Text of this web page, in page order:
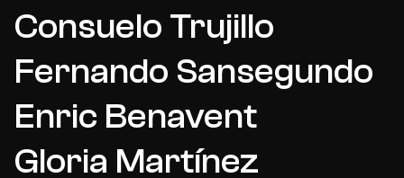
Consuelo Trujillo
Fernando Sansegundo
Enric Benavent
Gloria Martínez
El director consigue hacer uso del
tragicomedia divertidísima
MIGUEL ÁNGEL ROMERO CINEMANIA